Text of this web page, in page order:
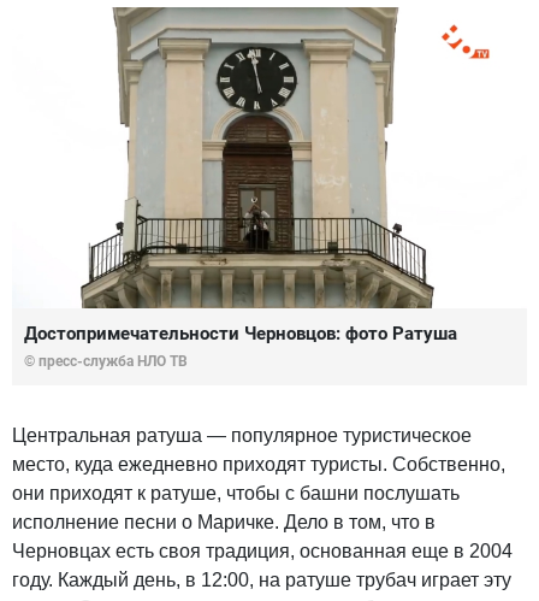
Достопримечательности Черновцов: фото Ратуша
© пресс-служба НЛО ТВ
Центральная ратуша — популярное туристическое
место, куда ежедневно приходят туристы. Собственно,
они приходят к ратуше, чтобы с башни послушать
исполнение песни о Маричке. Дело в том, что в
Черновцах есть своя традиция, основанная еще в 2004
году. Каждый день, в 12:00, на ратуше трубач играет эту